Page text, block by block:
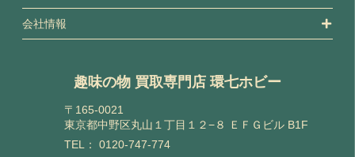
会社情報
趣味の物 買取専門店 環七ホビー
〒165-0021
東京都中野区丸山１丁目１２−８ ＥＦＧビル B1F
TEL： 0120-747-774